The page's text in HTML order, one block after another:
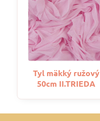
Tyl mäkký ružový
50cm II.TRIEDA